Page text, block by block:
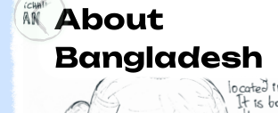
About
Bangladesh